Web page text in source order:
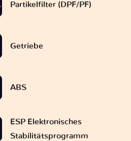
Partikelfilter (DPF/PF)
Getriebe
ABS
ESP Elektronisches
Stabilitätsprogramm